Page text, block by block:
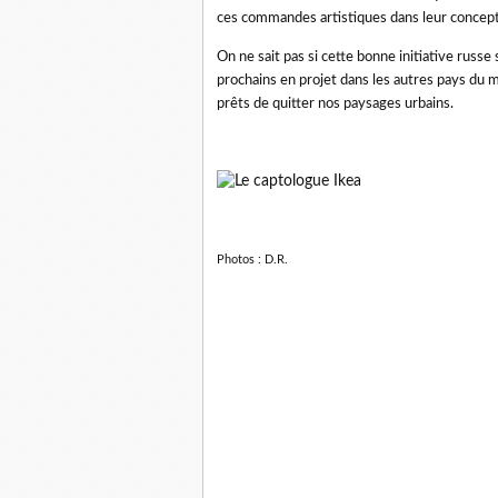
ces commandes artistiques dans leur
On ne sait pas si cette bonne initiative
prochains en projet dans les autres pays du
prêts de quitter nos paysages urbains.
Photos : D.R.